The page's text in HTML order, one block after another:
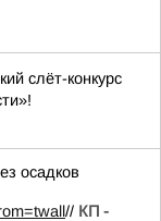
слёт-конкурс
осадков
// КП -